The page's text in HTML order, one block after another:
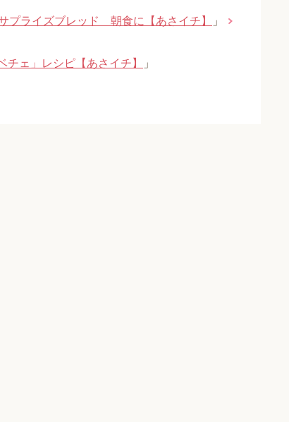
プライズブレッド 朝食に【あさイチ】 」
ェ」レシピ【あさイチ】 」